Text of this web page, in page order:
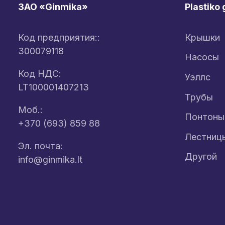
ЗАО «Ginmika»
Код предприятия::
300079118
Код НДС:
LT100001407213
Моб.:
+370 (693) 859 88
Эл. почта:
info@ginmika.lt
Plastiko
Крышки
Насосы
Уэллс
Трубы
Понтоны
Другой